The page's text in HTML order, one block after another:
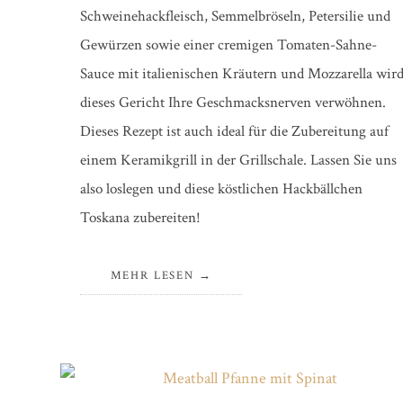
Schweinehackfleisch, Semmelbröseln, Petersilie und
Gewürzen sowie einer cremigen Tomaten-Sahne-
Sauce mit italienischen Kräutern und Mozzarella wird
dieses Gericht Ihre Geschmacksnerven verwöhnen.
Dieses Rezept ist auch ideal für die Zubereitung auf
einem Keramikgrill in der Grillschale. Lassen Sie uns
also loslegen und diese köstlichen Hackbällchen
Toskana zubereiten!
MEHR LESEN